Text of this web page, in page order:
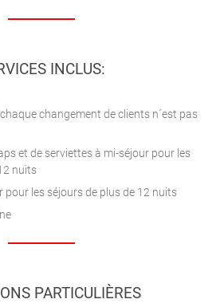
INCLUS:
changement de clients n´est pas
et de serviettes à mi-séjour pour les
nuits
pour les séjours de plus de 12 nuits
PARTICULIÈRES